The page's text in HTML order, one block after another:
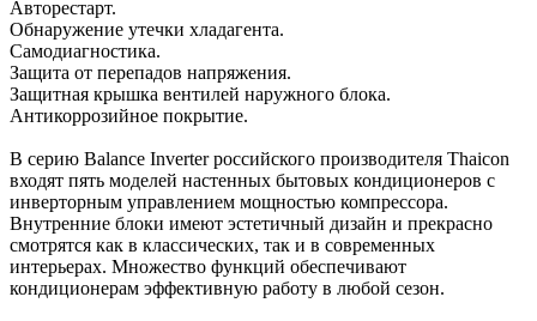
Авторестарт.
Обнаружение утечки хладагента.
Самодиагностика.
Защита от перепадов напряжения.
Защитная крышка вентилей наружного блока.
Антикоррозийное покрытие.
В серию Balance Inverter российского производителя Thaicon
входят пять моделей настенных бытовых кондиционеров с
инверторным управлением мощностью компрессора.
Внутренние блоки имеют эстетичный дизайн и прекрасно
смотрятся как в классических, так и в современных
интерьерах. Множество функций обеспечивают
кондиционерам эффективную работу в любой сезон.